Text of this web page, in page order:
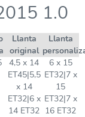
1.0
Llanta
original
Llanta
4,5 x 14
ET45|5,5
x 14
ET32|6 x
14 ET32
6 x 15
ET32|7 x
15
ET32|7 x
16 ET32